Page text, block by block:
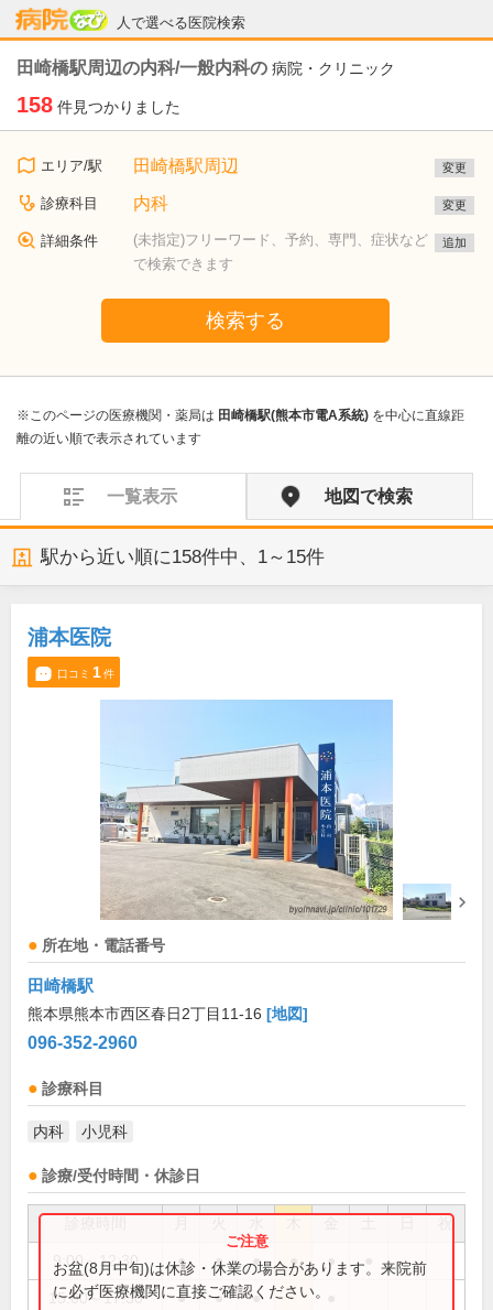
人で選べる医院検索
病院なび
田崎橋駅周辺の内科/一般内科の 病院・クリニック
158 件見つかりました
エリア/駅 田崎橋駅周辺 変更
診療科目 内科 変更
詳細条件
(未指定)フリーワード、予約、専門、症状など
で検索できます
追加
検索する
※このページの医療機関・薬局は 田崎橋駅(熊本市電A系統) を中心に直線距
離の近い順で表示されています
一覧表示 地図で検索
駅から近い順に158件中、 1～15件
浦本医院
口コミ 1件
所在地・電話番号
田崎橋駅
熊本県熊本市西区春日2丁目11-16 [地図]
096-352-2960
診療科目
内科 小児科
診療/受付時間・休診日
祝
9:00～12:30 ● ● ● ● ●
15:00～17:30 ● ● ●
お盆(8月中旬)は休診・休業の場合があります。来院前
に必ず医療機関に直接ご確認ください。